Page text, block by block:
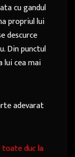
cu gandul
propriul lui
descurce
Din punctul
lui cea mai
adevarat
toate duc la